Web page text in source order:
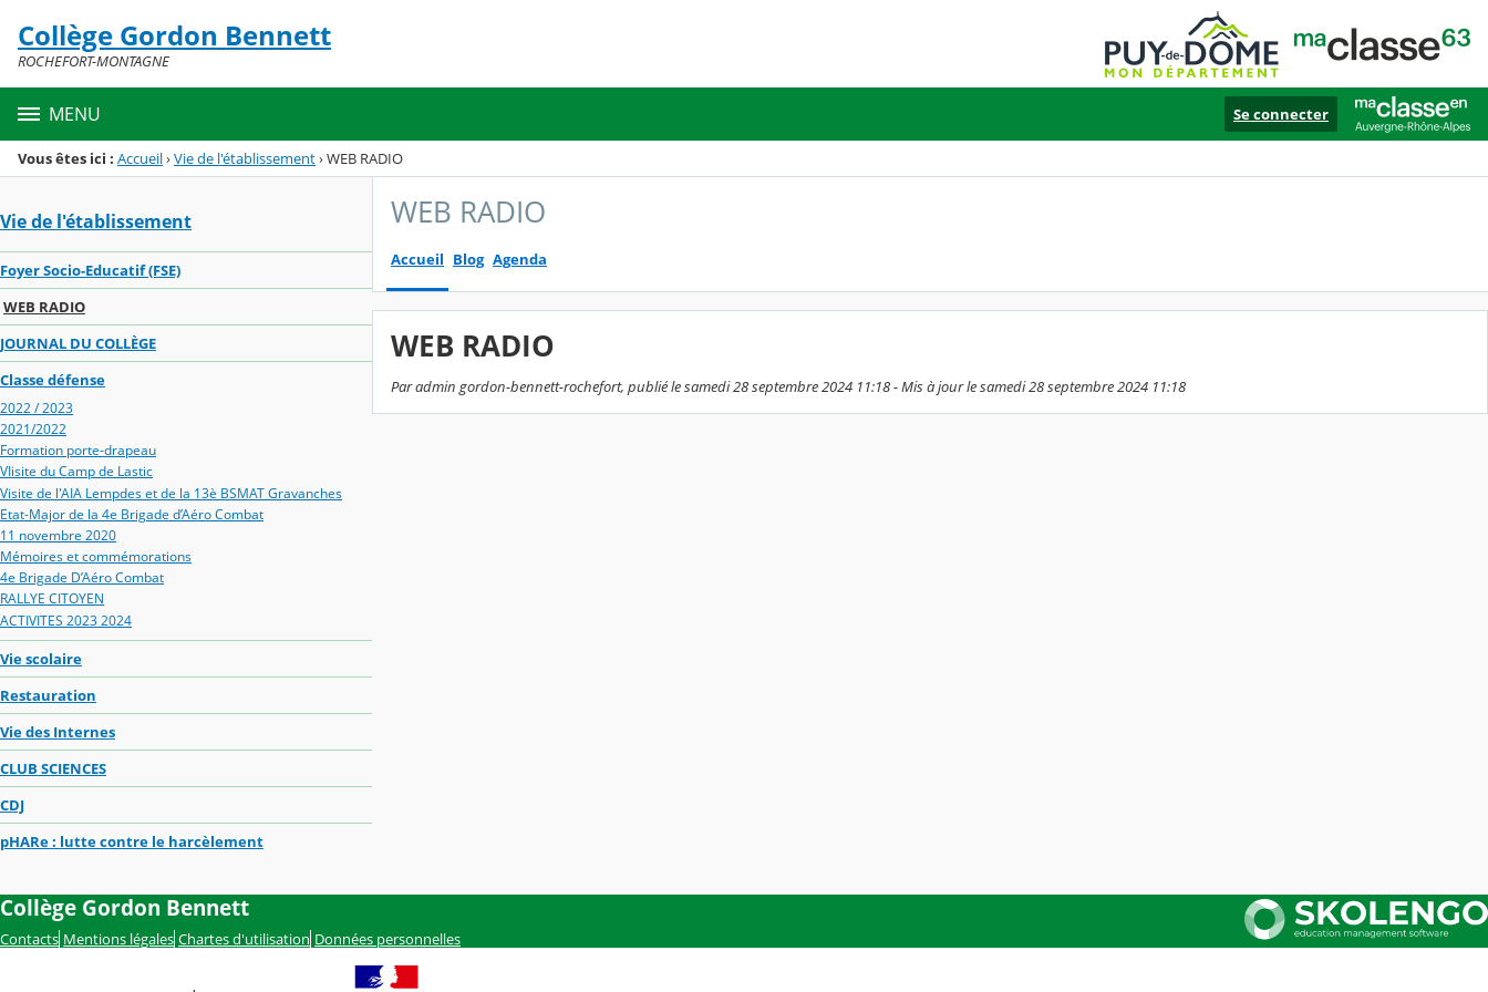
Menu de la rubrique
Contenu
Collège Gordon Bennett
ROCHEFORT-MONTAGNE
MENU Se connecter
Vous êtes ici : Accueil›Vie de l'établissement›WEB RADIO
Vie de l'établissement
Foyer Socio-Educatif (FSE)
WEB RADIO
JOURNAL DU COLLÈGE
Classe défense
2022 / 2023
2021/2022
Formation porte-drapeau
VIisite du Camp de Lastic
Visite de l'AIA Lempdes et de la 13è BSMAT Gravanches
Etat-Major de la 4e Brigade d’Aéro Combat
11 novembre 2020
Mémoires et commémorations
4e Brigade D’Aéro Combat
RALLYE CITOYEN
ACTIVITES 2023 2024
Vie scolaire
Restauration
Vie des Internes
CLUB SCIENCES
CDJ
pHARe : lutte contre le harcèlement
WEB RADIO
Accueil Blog Agenda
WEB RADIO
Par admin gordon-bennett-rochefort, publié le samedi 28 septembre 2024 11:18 - Mis à jour le samedi 28 septembre 2024 11:18
Collège Gordon Bennett
Contacts Mentions légales Chartes d'utilisation Données personnelles